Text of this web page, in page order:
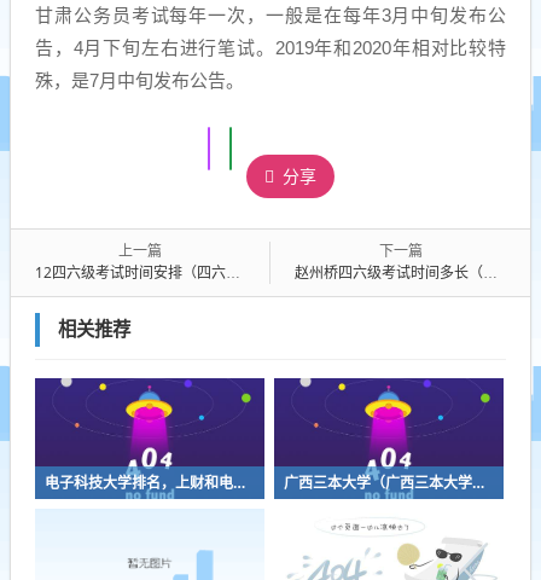
甘肃公务员考试每年一次，一般是在每年3月中旬发布公
告，4月下旬左右进行笔试。2019年和2020年相对比较特
殊，是7月中旬发布公告。
分享
上一篇
12四六级考试时间安排（四六级考试时间安排时间表）
下一篇
赵州桥四六级考试时间多长（赵州桥四六级考试时间多长啊）
相关推荐
电子科技大学排名，上财和电子科技大学排名 广西三本大学（广西三本大学排名榜）